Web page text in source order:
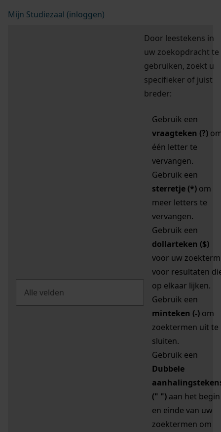
Mijn Studiezaal (inloggen)
Door leestekens in
uw zoekopdracht te
gebruiken, zoekt u
specifieker of juist
breder:
Gebruik een
vraagteken (?)
één letter te
vervangen.
Gebruik een
sterretje (*) om
meer letters te
vervangen.
Gebruik een
dollarteken ($)
voor uw zoekterm
voor resultaten
op elkaar lijken.
Gebruik een
minteken (-) om
zoektermen uit te
sluiten.
Gebruik een
Dubbele
(" ") aan het begin
en einde van uw
zoektermen om